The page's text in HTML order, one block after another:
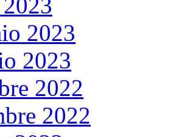
2023
2023
2022
2022